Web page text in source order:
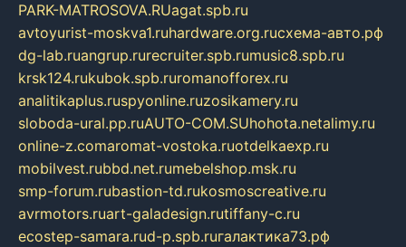
PARK-MATROSOVA.RUagat.spb.ru
avtoyurist-moskva1.ruhardware.org.ruсхема-авто.рф
dg-lab.ruangrup.rurecruiter.spb.rumusic8.spb.ru
krsk124.rukubok.spb.ruromanofforex.ru
analitikaplus.ruspyonline.ruzosikamery.ru
sloboda-ural.pp.ruAUTO-COM.SUhohota.netalimy.ru
online-z.comaromat-vostoka.ruotdelkaexp.ru
mobilvest.rubbd.net.rumebelshop.msk.ru
smp-forum.rubastion-td.rukosmoscreative.ru
avrmotors.ruart-galadesign.rutiffany-c.ru
ecostep-samara.rud-p.spb.ruгалактика73.рф